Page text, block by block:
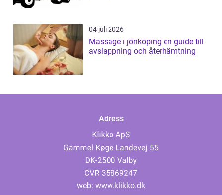
04 juli 2026
Massage i jönköping en guide till
avslappning och återhämtning
Adress
web: www.klikko.dk